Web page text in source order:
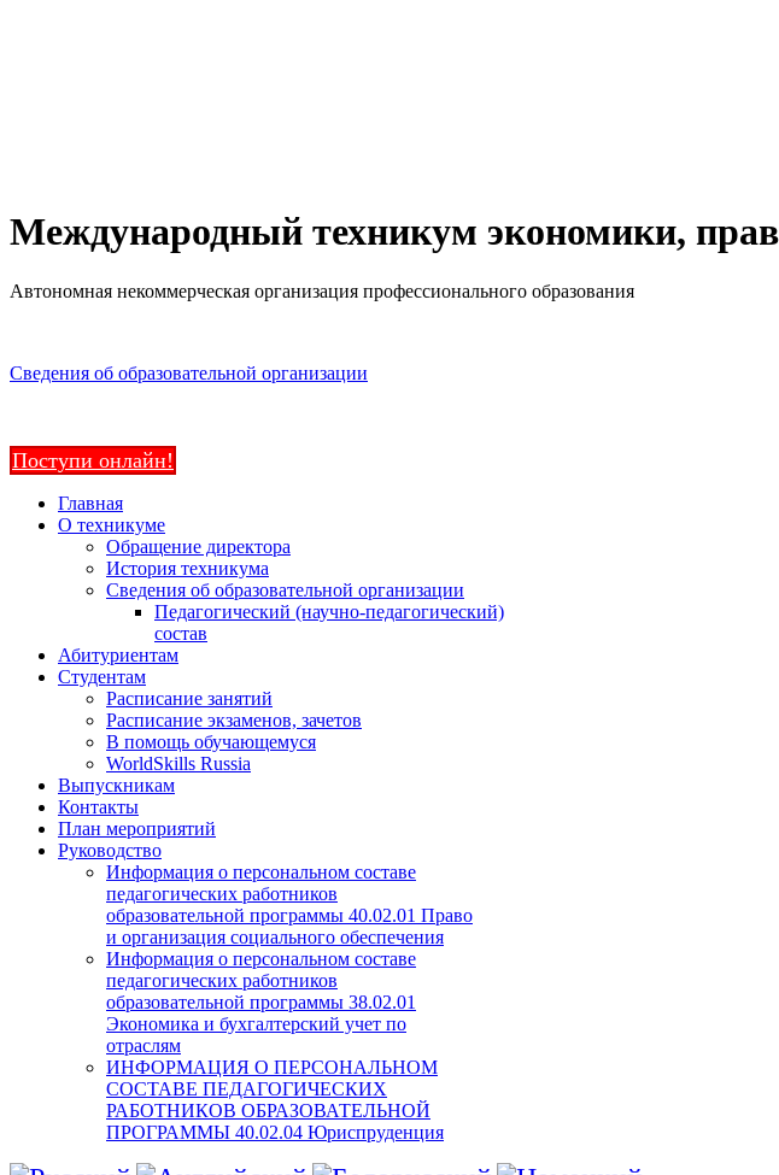
Международный техникум экономики,
Автономная некоммерческая организация профессионального образования
Сведения об образовательной организации
Поступи онлайн!
Главная
О техникуме
Обращение директора
История техникума
Сведения об образовательной организации
Педагогический (научно-педагогический)
состав
Абитуриентам
Студентам
Расписание занятий
Расписание экзаменов, зачетов
В помощь обучающемуся
WorldSkills Russia
Выпускникам
Контакты
План мероприятий
Руководство
Информация о персональном составе
педагогических работников
образовательной программы 40.02.01 Право
и организация социального обеспечения
Информация о персональном составе
педагогических работников
образовательной программы 38.02.01
Экономика и бухгалтерский учет по
отраслям
ИНФОРМАЦИЯ О ПЕРСОНАЛЬНОМ
СОСТАВЕ ПЕДАГОГИЧЕСКИХ
РАБОТНИКОВ ОБРАЗОВАТЕЛЬНОЙ
ПРОГРАММЫ 40.02.04 Юриспруденция